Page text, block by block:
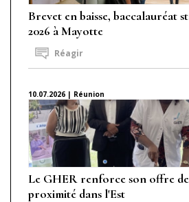
Brevet en baisse, baccalauréat
2026 à Mayotte
Réagir
10.07.2026 | Réunion
Le GHER renforce son offre de
proximité dans l'Est